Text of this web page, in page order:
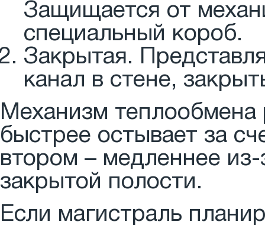
Защищается от
специальный короб.
Закрытая.
канал в стене,
Механизм теплообмена
быстрее остывает за
втором – медленнее
закрытой полости.
Если магистраль